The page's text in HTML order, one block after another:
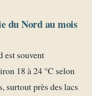
du Nord au mois
est souvent
18 à 24 °C selon
surtout près des lacs